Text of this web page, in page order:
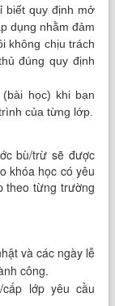
biết quy định mở
dụng nhằm đảm
không chịu trách
đúng quy định
học) khi bạn
của từng lớp.
bù/trừ sẽ được
khóa học có yêu
theo từng trường
và các ngày lễ
công.
lớp yêu cầu